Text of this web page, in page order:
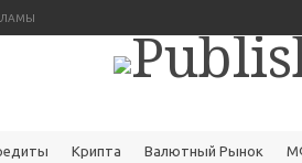
Крипта Валютный Рынок